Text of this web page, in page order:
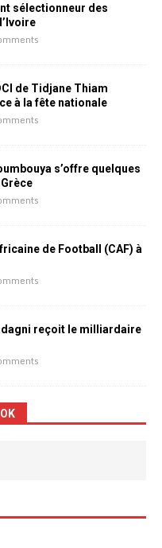
sélectionneur des
de Tidjane Thiam
à la fête nationale
s’offre quelques
de Football (CAF) à
reçoit le milliardaire